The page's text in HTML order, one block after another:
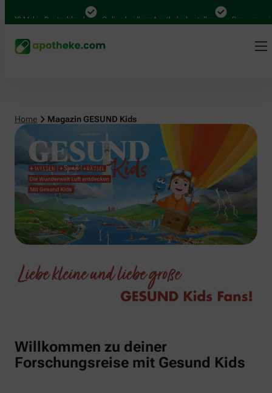
Deutschland Online bei Ihrer Apotheke bestellen Bequem zwischen
Home Magazin GESUND Kids
Willkommen zu deiner
Forschungsreise mit Gesund Kids